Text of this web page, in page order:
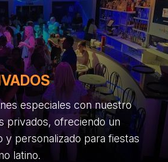
especiales con nuestro
privados, ofreciendo un
y personalizado para fiestas
latino.